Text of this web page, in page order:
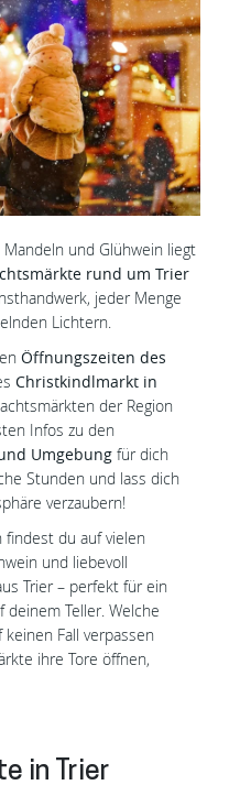
und Glühwein liegt
rund um Trier
jeder Menge
Lichtern.
Öffnungszeiten des
Christkindlmarkt in
der Region
Infos zu den
Umgebung für dich
Stunden und lass dich
verzaubern!
du auf vielen
und liebevoll
Trier – perfekt für ein
deinem Teller. Welche
Fall verpassen
ihre Tore öffnen,
in Trier